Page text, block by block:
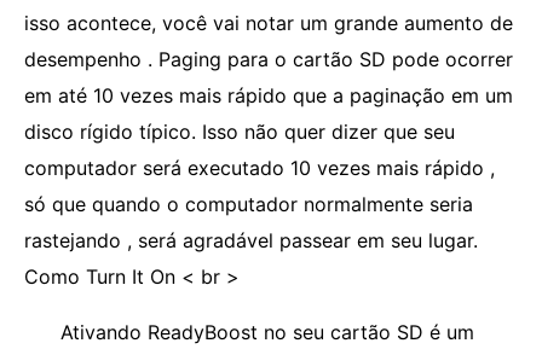
isso acontece, você vai notar um grande aumento de
desempenho . Paging para o cartão SD pode ocorrer
em até 10 vezes mais rápido que a paginação em um
disco rígido típico. Isso não quer dizer que seu
computador será executado 10 vezes mais rápido ,
só que quando o computador normalmente seria
rastejando , será agradável passear em seu lugar.
Como Turn It On < br >
Ativando ReadyBoost no seu cartão SD é um